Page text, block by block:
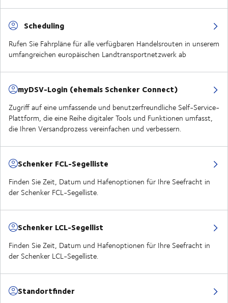
Scheduling
Rufen Sie Fahrpläne für alle verfügbaren Handelsrouten in unserem
umfangreichen europäischen Landtransportnetzwerk ab
myDSV-Login (ehemals Schenker Connect)
Zugriff auf eine umfassende und benutzerfreundliche Self-Service-
Plattform, die eine Reihe digitaler Tools und Funktionen umfasst,
die Ihren Versandprozess vereinfachen und verbessern.
Schenker FCL-Segelliste
Finden Sie Zeit, Datum und Hafenoptionen für Ihre Seefracht in
der Schenker FCL-Segelliste.
Schenker LCL-Segellist
Finden Sie Zeit, Datum und Hafenoptionen für Ihre Seefracht in
der Schenker LCL-Segelliste.
Standortfinder